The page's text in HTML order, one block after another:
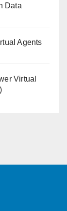
Data
Agents
Virtual